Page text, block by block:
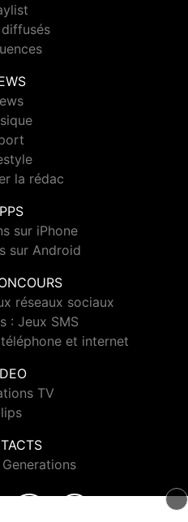
la rédac
sur iPhone
sur Android
réseaux sociaux
: Jeux SMS
et internet
TV